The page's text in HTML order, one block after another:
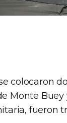
colocaron
Monte
fueron